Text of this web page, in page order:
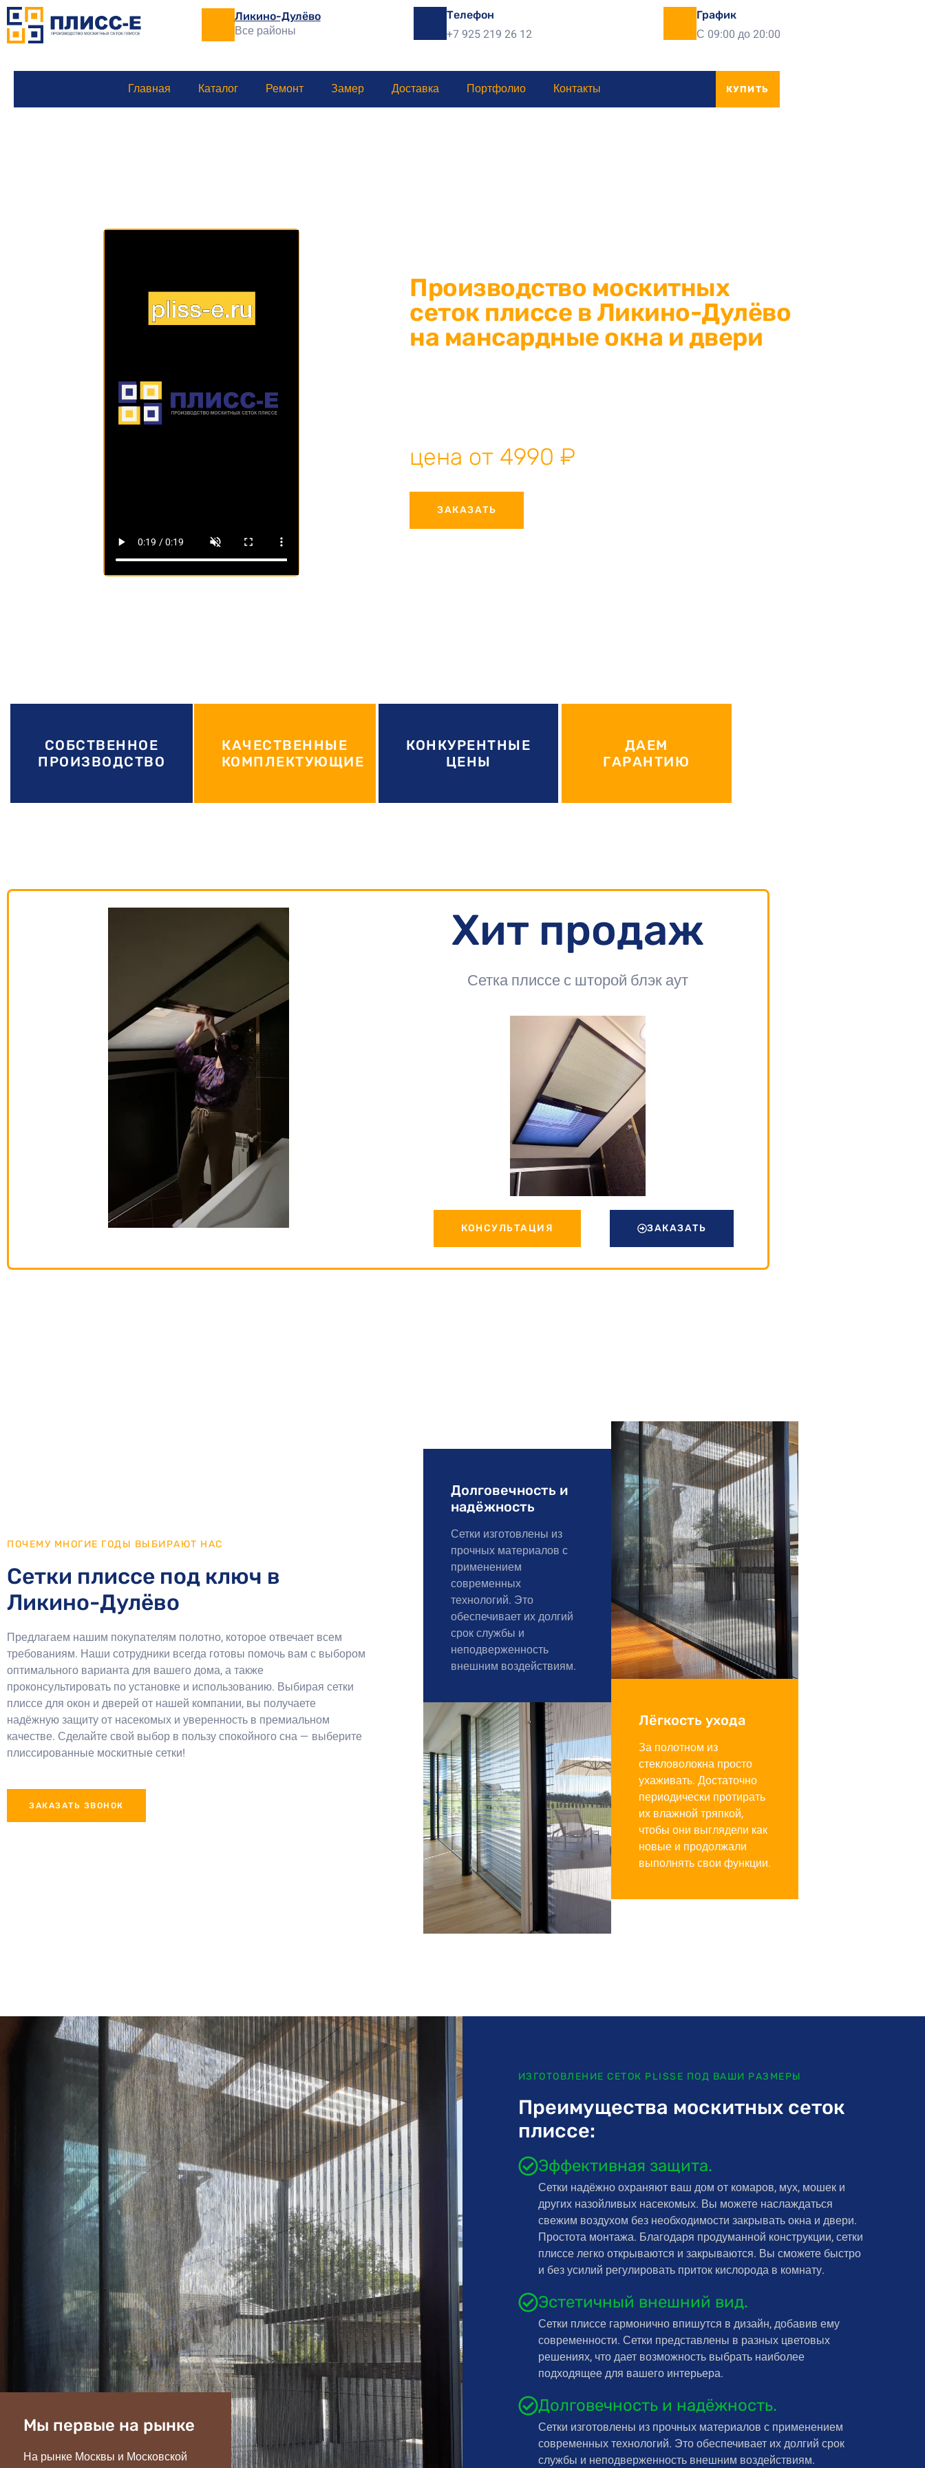
Ликино-Дулёво
Все районы
Телефон
+7 925 219 26 12
График
С 09:00 до 20:00
Главная Каталог Ремонт Замер Доставка Портфолио Контакты КУПИТЬ
Производство москитных
сеток плиссе в Ликино-Дулёво
на мансардные окна и двери
цена от 4990 ₽
ЗАКАЗАТЬ
СОБСТВЕННОЕ
ПРОИЗВОДСТВО
КАЧЕСТВЕННЫЕ
КОМПЛЕКТУЮЩИЕ
КОНКУРЕНТНЫЕ
ЦЕНЫ
ДАЕМ
ГАРАНТИЮ
Хит продаж
Сетка плиссе с шторой блэк аут
КОНСУЛЬТАЦИЯ ЗАКАЗАТЬ
ПОЧЕМУ МНОГИЕ ГОДЫ ВЫБИРАЮТ НАС
Сетки плиссе под ключ в
Ликино-Дулёво
Предлагаем нашим покупателям полотно, которое отвечает всем
требованиям. Наши сотрудники всегда готовы помочь вам с выбором
оптимального варианта для вашего дома, а также
проконсультировать по установке и использованию. Выбирая сетки
плиссе для окон и дверей от нашей компании, вы получаете
надёжную защиту от насекомых и уверенность в премиальном
качестве. Сделайте свой выбор в пользу спокойного сна — выберите
плиссированные москитные сетки!
ЗАКАЗАТЬ ЗВОНОК
Долговечность и
надёжность
Сетки изготовлены из
прочных материалов с
применением
современных
технологий. Это
обеспечивает их долгий
срок службы и
неподверженность
внешним воздействиям.
Лёгкость ухода
За полотном из
стекловолокна просто
ухаживать. Достаточно
периодически протирать
их влажной тряпкой,
чтобы они выглядели как
новые и продолжали
выполнять свои функции.
Мы первые на рынке
На рынке Москвы и Московской
ИЗГОТОВЛЕНИЕ СЕТОК PLISSE ПОД ВАШИ РАЗМЕРЫ
Преимущества москитных сеток
плиссе:
Эффективная защита.
Сетки надёжно охраняют ваш дом от комаров, мух, мошек и
других назойливых насекомых. Вы можете наслаждаться
свежим воздухом без необходимости закрывать окна и двери.
Простота монтажа. Благодаря продуманной конструкции, сетки
плиссе легко открываются и закрываются. Вы сможете быстро
и без усилий регулировать приток кислорода в комнату.
Эстетичный внешний вид.
Сетки плиссе гармонично впишутся в дизайн, добавив ему
современности. Сетки представлены в разных цветовых
решениях, что дает возможность выбрать наиболее
подходящее для вашего интерьера.
Долговечность и надёжность.
Сетки изготовлены из прочных материалов с применением
современных технологий. Это обеспечивает их долгий срок
службы и неподверженность внешним воздействиям.